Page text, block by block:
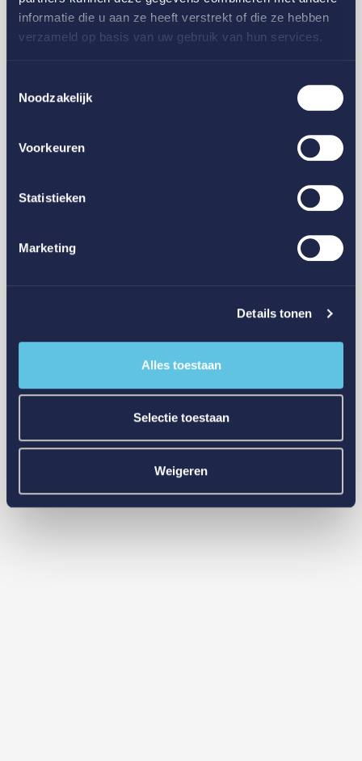
informatie die u aan ze heeft verstrekt of die ze hebben
verzameld op basis van uw gebruik van hun services.
Noodzakelijk
Voorkeuren
Statistieken
Marketing
Details tonen
Alles toestaan
Selectie toestaan
Weigeren
al jouw glaszaken